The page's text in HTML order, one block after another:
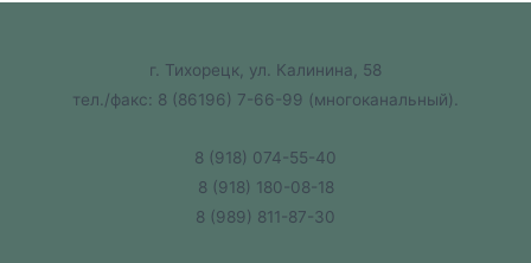
г. Тихорецк, ул. Калинина, 58
тел./факс: 8 (86196) 7-66-99 (многоканальный).
8 (918) 074-55-40
8 (918) 180-08-18
8 (989) 811-87-30